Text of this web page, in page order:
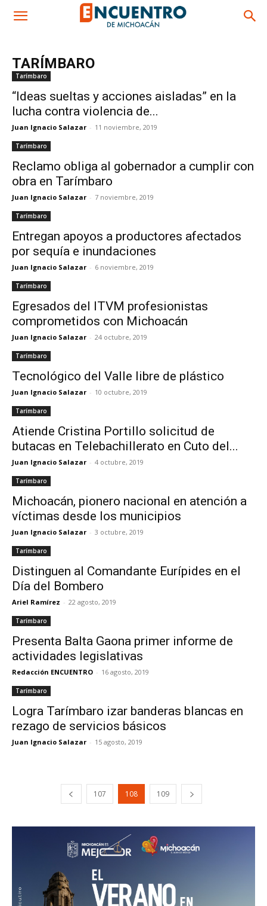
TARÍMBARO
Tarímbaro
“Ideas sueltas y acciones aisladas” en la
lucha contra violencia de...
Juan Ignacio Salazar - 11 noviembre, 2019
Tarímbaro
Reclamo obliga al gobernador a cumplir con
obra en Tarímbaro
Juan Ignacio Salazar - 7 noviembre, 2019
Tarímbaro
Entregan apoyos a productores afectados
por sequía e inundaciones
Juan Ignacio Salazar - 6 noviembre, 2019
Tarímbaro
Egresados del ITVM profesionistas
comprometidos con Michoacán
Juan Ignacio Salazar - 24 octubre, 2019
Tarímbaro
Tecnológico del Valle libre de plástico
Juan Ignacio Salazar - 10 octubre, 2019
Tarímbaro
Atiende Cristina Portillo solicitud de
butacas en Telebachillerato en Cuto del...
Juan Ignacio Salazar - 4 octubre, 2019
Tarímbaro
Michoacán, pionero nacional en atención a
víctimas desde los municipios
Juan Ignacio Salazar - 3 octubre, 2019
Tarímbaro
Distinguen al Comandante Eurípides en el
Día del Bombero
Ariel Ramírez - 22 agosto, 2019
Tarímbaro
Presenta Balta Gaona primer informe de
actividades legislativas
Redacción ENCUENTRO - 16 agosto, 2019
Tarímbaro
Logra Tarímbaro izar banderas blancas en
rezago de servicios básicos
Juan Ignacio Salazar - 15 agosto, 2019
107 108 109